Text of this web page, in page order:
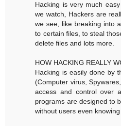
Hacking is very much
we watch, Hackers are
we see, like breaking into
to certain files, to steal
delete files and lots more.
HOW HACKING REALLY
Hacking is easily done by
(Computer virus,
access and control
programs are designed to
without users even knowing